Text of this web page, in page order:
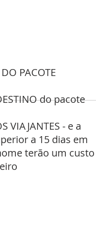
PACOTE
do pacote
VIAJANTES - e a
a 15 dias em
terão um custo